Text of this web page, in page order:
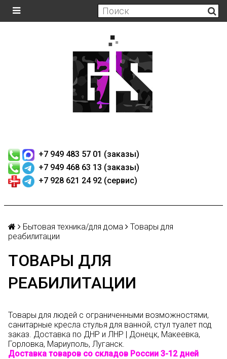
+7 949 483 57 01 (заказы)
+7 949 468 63 13 (заказы)
+7 928 621 24 92 (сервис)
Бытовая техника/для дома
Товары для
реабилитации
ТОВАРЫ ДЛЯ
РЕАБИЛИТАЦИИ
Товары для людей с ограниченными возможностями,
санитарные кресла стулья для ванной, стул туалет под
заказ. Доставка по ДНР и ЛНР | Донецк, Макеевка,
Горловка, Мариуполь, Луганск.
Доставка товаров со складов России 3-12 дней